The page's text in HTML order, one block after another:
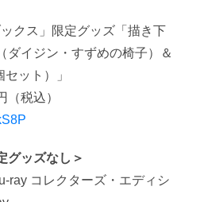
クス」限定グッズ「描き下
ダイジン・すずめの椅子）＆
ット）」
（税込）
グッズなし＞
ray コレクターズ・エディシ